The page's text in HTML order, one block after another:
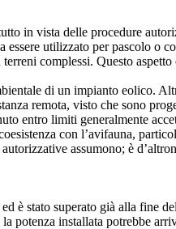
in vista delle procedure
essere utilizzato per pascolo o
complessi. Questo aspetto
di un impianto eolico.
remota, visto che sono
entro limiti generalmente
con l’avifauna,
assumono; è
è stato superato già alla fine
potenza installata potrebbe